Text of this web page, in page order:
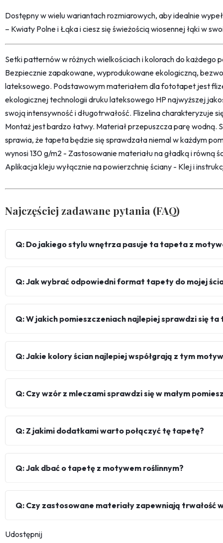
Dostępny w wielu wariantach rozmiarowych, aby idealnie
– Kwiaty Polne i Łąka i ciesz się świeżością wiosennej łąki w
Setki patternów w różnych wielkościach i kolorach do każdego
Bezpiecznie zapakowane, wyprodukowane ekologiczną,
lateksowego. Podstawowym materiałem dla fototapet jest
ekologicznej technologii druku lateksowego HP najwyższej
swoją intensywność i długotrwałość. Flizelina charakteryzuje
Montaż jest bardzo łatwy. Materiał przepuszcza parę wodną.
sprawia, że tapeta będzie się sprawdzała niemal w każdym
wynosi 130 g/m2 - Zastosowanie materiału na gładką i równą
Aplikacja kleju wyłącznie na powierzchnię ściany - Klej i
Najczęściej zadawane pytania (FAQ)
Q: Do jakiego stylu wnętrza pasuje ta tapeta z
Q: Jak wybrać odpowiedni format tapety do mojej
Q: W jakich pomieszczeniach najlepiej sprawdzi się
Q: Jakie kolory ścian najlepiej współgrają z tym
Q: Czy wzór z mleczami sprawdzi się w małym
Q: Z jakimi dodatkami warto połączyć tę tapetę?
Q: Jak dbać o tapetę z motywem roślinnym?
Q: Czy zastosowane materiały zapewniają trwałość
Udostępnij